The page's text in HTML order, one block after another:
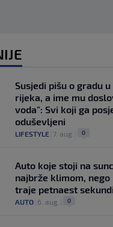
Susjedi pišu o gradu
rijeka, a ime mu
voda": Svi koji ga
oduševljeni
LIFESTYLE 7. aug. 0
Auto koje stoji na
najbrže klimom,
traje petnaest sekundi
AUTO 6. aug. 0